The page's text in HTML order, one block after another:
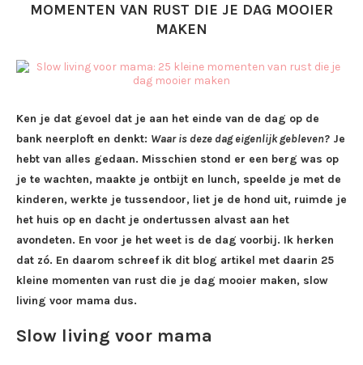
MOMENTEN VAN RUST DIE JE DAG MOOIER
MAKEN
Ken je dat gevoel dat je aan het einde van de dag op de
bank neerploft en denkt: Waar is deze dag eigenlijk gebleven? Je
hebt van alles gedaan. Misschien stond er een berg was op
je te wachten, maakte je ontbijt en lunch, speelde je met de
kinderen, werkte je tussendoor, liet je de hond uit, ruimde je
het huis op en dacht je ondertussen alvast aan het
avondeten. En voor je het weet is de dag voorbij. Ik herken
dat zó. En daarom schreef ik dit blog artikel met daarin 25
kleine momenten van rust die je dag mooier maken, slow
living voor mama dus.
Slow living voor mama